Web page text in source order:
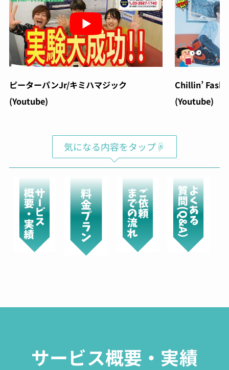
ピーターパンJr/キミハマジック
(Youtube)
Chillin’
(Youtube)
気になる内容をタップ☟
サービス概要・実績